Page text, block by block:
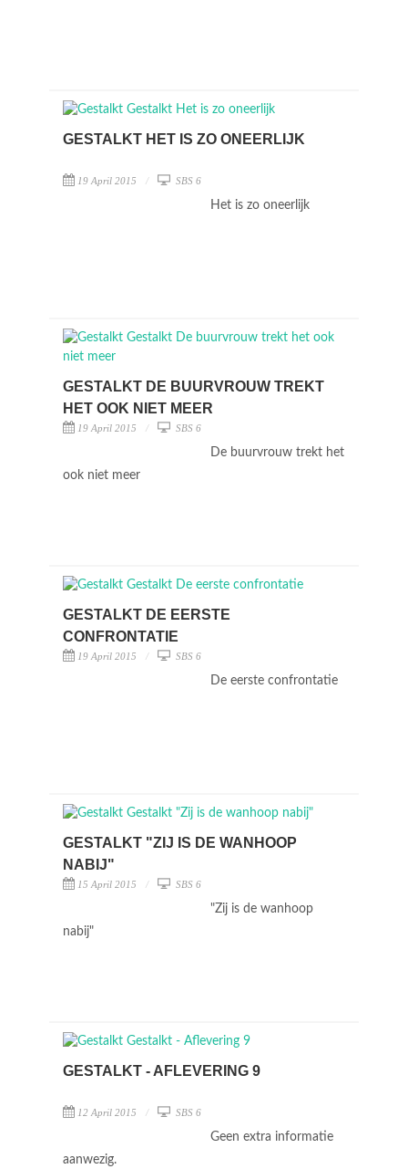
GESTALKT HET IS ZO ONEERLIJK
19 April 2015 SBS 6
Het is zo oneerlijk
GESTALKT DE BUURVROUW TREKT
HET OOK NIET MEER
19 April 2015 SBS 6
De buurvrouw trekt het
ook niet meer
GESTALKT DE EERSTE
CONFRONTATIE
19 April 2015 SBS 6
De eerste confrontatie
GESTALKT "ZIJ IS DE WANHOOP
NABIJ"
15 April 2015 SBS 6
"Zij is de wanhoop
nabij"
GESTALKT - AFLEVERING 9
12 April 2015 SBS 6
Geen extra informatie
aanwezig.